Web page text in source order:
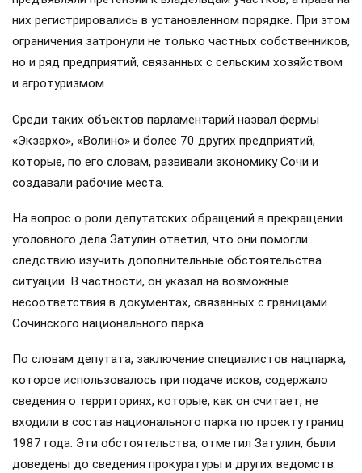
них регистрировались в установленном порядке. При этом
ограничения затронули не только частных собственников,
но и ряд предприятий, связанных с сельским хозяйством
и агротуризмом.
Среди таких объектов парламентарий назвал фермы
«Экзархо», «Волино» и более 70 других предприятий,
которые, по его словам, развивали экономику Сочи и
создавали рабочие места.
На вопрос о роли депутатских обращений в прекращении
уголовного дела Затулин ответил, что они помогли
следствию изучить дополнительные обстоятельства
ситуации. В частности, он указал на возможные
несоответствия в документах, связанных с границами
Сочинского национального парка.
По словам депутата, заключение специалистов нацпарка,
которое использовалось при подаче исков, содержало
сведения о территориях, которые, как он считает, не
входили в состав национального парка по проекту границ
1987 года. Эти обстоятельства, отметил Затулин, были
доведены до сведения прокуратуры и других ведомств.